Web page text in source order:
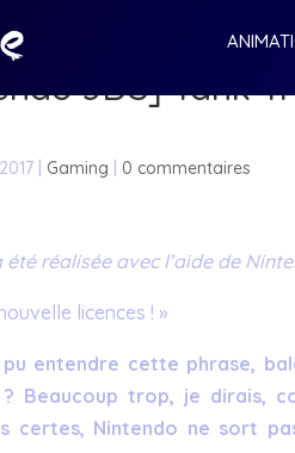
3DS] Tank
Gaming 0 commentaires
réalisée avec l’aide de
licences ! »
entendre cette phrase,
Beaucoup trop, je dirais,
certes, Nintendo ne sort